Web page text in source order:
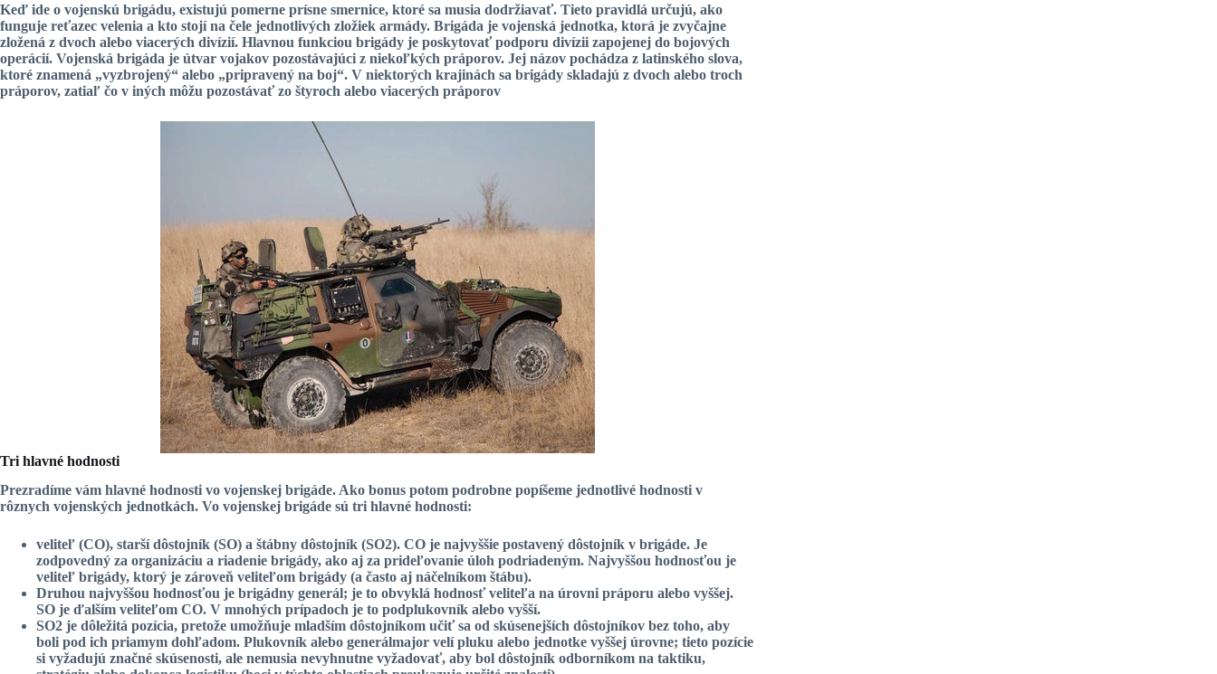
Keď ide o vojenskú brigádu, existujú pomerne prísne smernice, ktoré sa musia dodržiavať. Tieto pravidlá určujú, ako
funguje reťazec velenia a kto stojí na čele jednotlivých zložiek armády. Brigáda je vojenská jednotka, ktorá je zvyčajne
zložená z dvoch alebo viacerých divízií. Hlavnou funkciou brigády je poskytovať podporu divízii zapojenej do bojových
operácií. Vojenská brigáda je útvar vojakov pozostávajúci z niekoľkých práporov. Jej názov pochádza z latinského slova,
ktoré znamená „vyzbrojený“ alebo „pripravený na boj“. V niektorých krajinách sa brigády skladajú z dvoch alebo troch
práporov, zatiaľ čo v iných môžu pozostávať zo štyroch alebo viacerých práporov
Tri hlavné hodnosti
Prezradíme vám hlavné hodnosti vo vojenskej brigáde. Ako bonus potom podrobne popíšeme jednotlivé hodnosti v
rôznych vojenských jednotkách. Vo vojenskej brigáde sú tri hlavné hodnosti:
veliteľ (CO), starší dôstojník (SO) a štábny dôstojník (SO2). CO je najvyššie postavený dôstojník v brigáde. Je
zodpovedný za organizáciu a riadenie brigády, ako aj za prideľovanie úloh podriadeným. Najvyššou hodnosťou je
veliteľ brigády, ktorý je zároveň veliteľom brigády (a často aj náčelníkom štábu).
Druhou najvyššou hodnosťou je brigádny generál; je to obvyklá hodnosť veliteľa na úrovni práporu alebo vyššej.
SO je ďalším veliteľom CO. V mnohých prípadoch je to podplukovník alebo vyšší.
SO2 je dôležitá pozícia, pretože umožňuje mladším dôstojníkom učiť sa od skúsenejších dôstojníkov bez toho, aby
boli pod ich priamym dohľadom. Plukovník alebo generálmajor velí pluku alebo jednotke vyššej úrovne; tieto pozície
si vyžadujú značné skúsenosti, ale nemusia nevyhnutne vyžadovať, aby bol dôstojník odborníkom na taktiku,